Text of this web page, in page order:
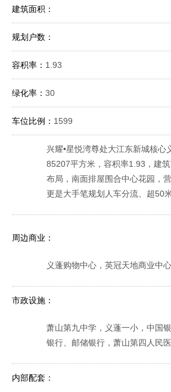
建筑面积：
规划户数：
容积率： 1.93
绿化率：30
车位比例： 1599
兴耀•星悦湾尊处大江东新城核
85207平方米，容积率1.93，建
布局，南面排屋围合中心花园，
更是大手笔规划人车分流、超50
周边商业：
义蓬购物中心，英冠天地商业中
市政设施：
萧山第九中学，义蓬一小，中国
银行、邮储银行，萧山第四人民
内部配套：